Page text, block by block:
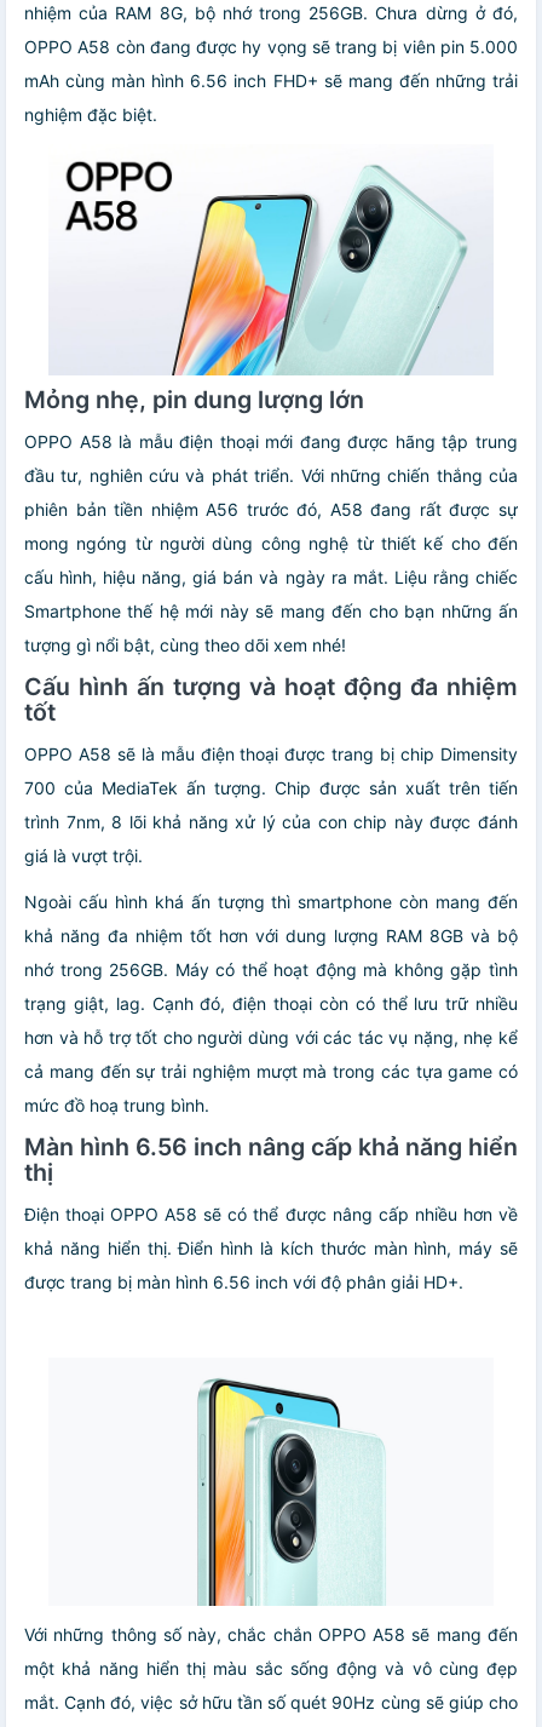
nhiệm của RAM 8G, bộ nhớ trong 256GB. Chưa dừng ở đó,
OPPO A58 còn đang được hy vọng sẽ trang bị viên pin 5.000
mAh cùng màn hình 6.56 inch FHD+ sẽ mang đến những trải
nghiệm đặc biệt.
Mỏng nhẹ, pin dung lượng lớn
OPPO A58 là mẫu điện thoại mới đang được hãng tập trung
đầu tư, nghiên cứu và phát triển. Với những chiến thắng của
phiên bản tiền nhiệm A56 trước đó, A58 đang rất được sự
mong ngóng từ người dùng công nghệ từ thiết kế cho đến
cấu hình, hiệu năng, giá bán và ngày ra mắt. Liệu rằng chiếc
Smartphone thế hệ mới này sẽ mang đến cho bạn những ấn
tượng gì nổi bật, cùng theo dõi xem nhé!
Cấu hình ấn tượng và hoạt động đa nhiệm
tốt
OPPO A58 sẽ là mẫu điện thoại được trang bị chip Dimensity
700 của MediaTek ấn tượng. Chip được sản xuất trên tiến
trình 7nm, 8 lõi khả năng xử lý của con chip này được đánh
giá là vượt trội.
Ngoài cấu hình khá ấn tượng thì smartphone còn mang đến
khả năng đa nhiệm tốt hơn với dung lượng RAM 8GB và bộ
nhớ trong 256GB. Máy có thể hoạt động mà không gặp tình
trạng giật, lag. Cạnh đó, điện thoại còn có thể lưu trữ nhiều
hơn và hỗ trợ tốt cho người dùng với các tác vụ nặng, nhẹ kể
cả mang đến sự trải nghiệm mượt mà trong các tựa game có
mức đồ hoạ trung bình.
Màn hình 6.56 inch nâng cấp khả năng hiển
thị
Điện thoại OPPO A58 sẽ có thể được nâng cấp nhiều hơn về
khả năng hiển thị. Điển hình là kích thước màn hình, máy sẽ
được trang bị màn hình 6.56 inch với độ phân giải HD+.
Với những thông số này, chắc chắn OPPO A58 sẽ mang đến
một khả năng hiển thị màu sắc sống động và vô cùng đẹp
mắt. Cạnh đó, việc sở hữu tần số quét 90Hz cùng sẽ giúp cho